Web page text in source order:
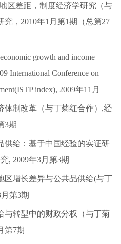
区差距，制度经济学研究（与
，2010年1月第1期（总第27
growth and income
International Conference on
index), 2009年11月
体制改革（与丁菊红合作）,经
3期
供给：基于中国经验的实证研
, 2009年3月第3期
区增长差异与公共品供给(与丁
第3期
与转型中的财政分权（与丁菊
第7期